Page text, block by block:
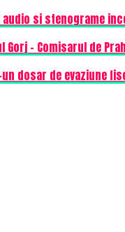
si stenograme
Gorj – Comisarul de
dosar de evaziune